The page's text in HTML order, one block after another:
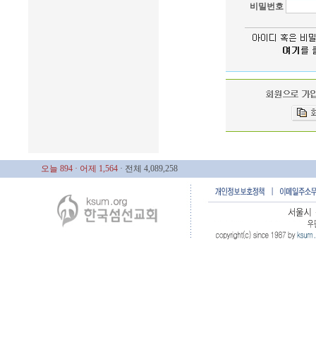
비밀번호
오늘 894 · 어제 1,564 · 전체 4,089,258